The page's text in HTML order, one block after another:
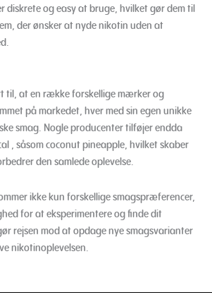
diskrete og easy at bruge, hvilket gør dem til
der ønsker at nyde nikotin uden at
til, at en række forskellige mærker og
på markedet, hver med sin egen unikke
smag. Nogle producenter tilføjer endda
, såsom coconut pineapple, hvilket skaber
den samlede oplevelse.
ikke kun forskellige smagspræferencer,
for at eksperimentere og finde dit
rejsen mod at opdage nye smagsvarianter
nikotinoplevelsen.